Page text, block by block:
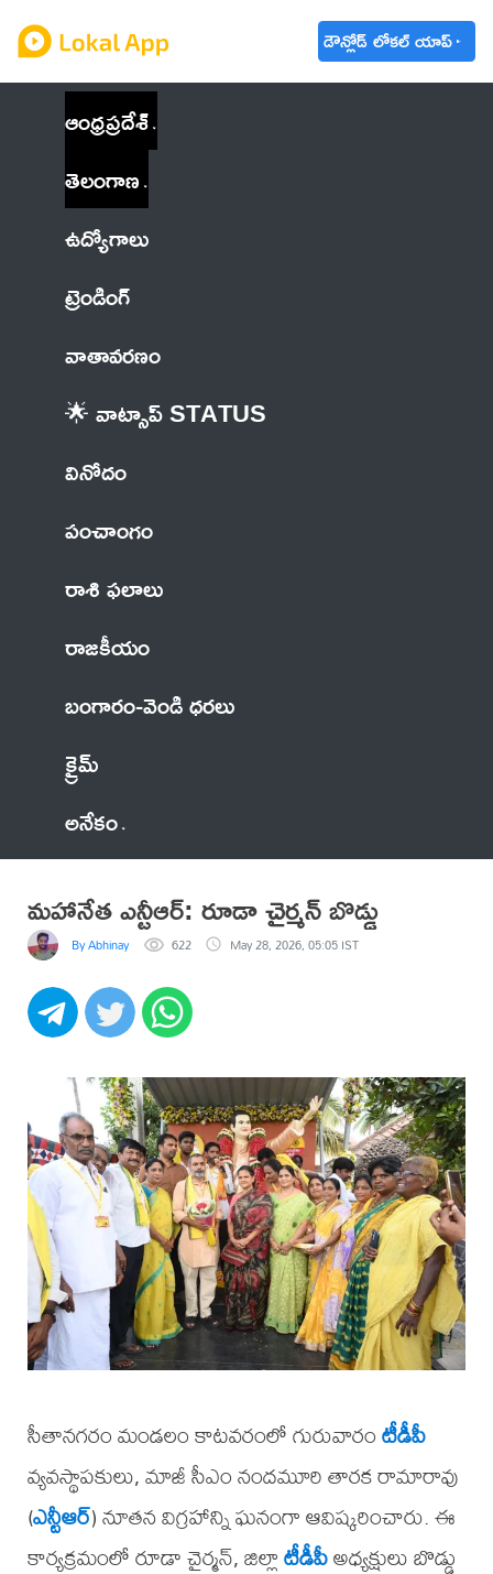
డౌన్లోడ్ లోకల్ యాప్
ఆంధ్రప్రదేశ్
తెలంగాణ
ఉద్యోగాలు
ట్రెండింగ్
వాతావరణం
🌟 వాట్సాప్ STATUS
వినోదం
పంచాంగం
రాశి ఫలాలు
రాజకీయం
బంగారం-వెండి ధరలు
క్రైమ్
అనేకం
మహానేత ఎన్టీఆర్: రూడా చైర్మన్ బొడ్డు
By Abhinay 622 May 28, 2026, 05:05 IST
సీతానగరం మండలం కాటవరంలో గురువారంటీడీపీ
వ్యవస్థాపకులు, మాజీ సీఎం నందమూరి తారక రామారావు
(ఎన్టీఆర్) నూతన విగ్రహాన్ని ఘనంగా ఆవిష్కరించారు. ఈ
కార్యక్రమంలో రూడా చైర్మన్, జిల్లాటీడీపీఅధ్యక్షులు బొడ్డు